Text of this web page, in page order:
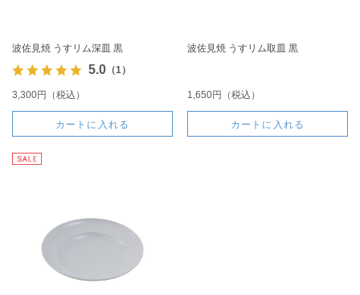
波佐見焼 うすリム深皿 黒
5.0（1）
3,300円（税込）
カートに入れる
波佐見焼 うすリム取皿 黒
1,650円（税込）
カートに入れる